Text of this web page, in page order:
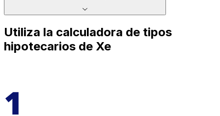
Utiliza la calculadora de tipos
hipotecarios de Xe